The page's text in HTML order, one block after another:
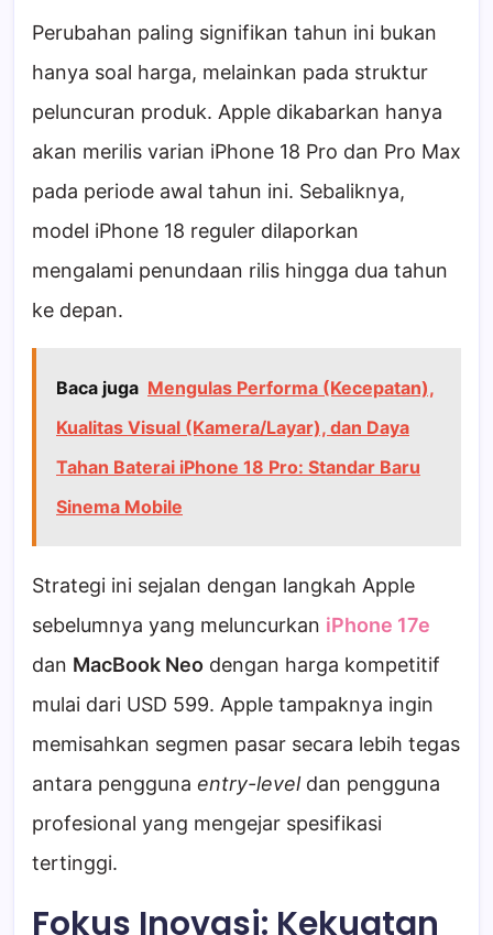
Perubahan paling signifikan tahun ini bukan
hanya soal harga, melainkan pada struktur
peluncuran produk. Apple dikabarkan hanya
akan merilis varian iPhone 18 Pro dan Pro Max
pada periode awal tahun ini. Sebaliknya,
model iPhone 18 reguler dilaporkan
mengalami penundaan rilis hingga dua tahun
ke depan.
Baca juga Mengulas Performa (Kecepatan),
Kualitas Visual (Kamera/Layar), dan Daya
Tahan Baterai iPhone 18 Pro: Standar Baru
Sinema Mobile
Strategi ini sejalan dengan langkah Apple
sebelumnya yang meluncurkan iPhone 17e
dan MacBook Neo dengan harga kompetitif
mulai dari USD 599. Apple tampaknya ingin
memisahkan segmen pasar secara lebih tegas
antara pengguna entry-leveldan pengguna
profesional yang mengejar spesifikasi
tertinggi.
Fokus Inovasi: Kekuatan